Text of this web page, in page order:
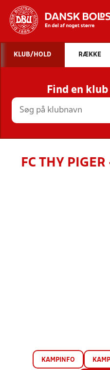
STILLINGER,
KLUB/HOLD RÆKKE
Find en
FC THY
KAMPINFO